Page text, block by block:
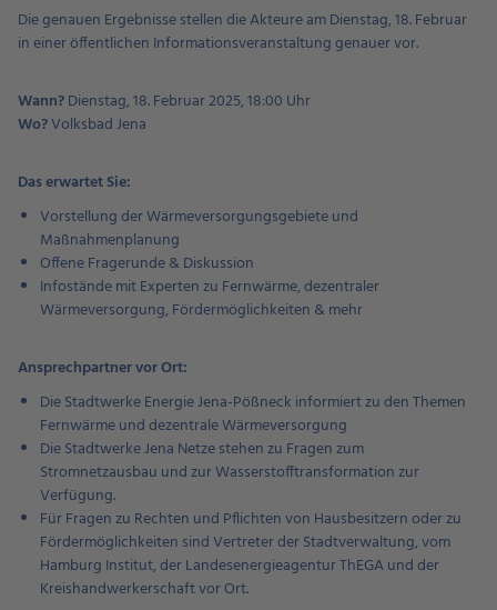
Die genauen Ergebnisse stellen die Akteure am Dienstag, 18. Februar
in einer öffentlichen Informationsveranstaltung genauer vor.
Wann?Dienstag, 18. Februar 2025, 18:00 Uhr
Wo?Volksbad Jena
Das erwartet Sie:
Vorstellung der Wärmeversorgungsgebiete und
Maßnahmenplanung
Offene Fragerunde & Diskussion
Infostände mit Experten zu Fernwärme, dezentraler
Wärmeversorgung, Fördermöglichkeiten & mehr
Ansprechpartner vor Ort:
Die Stadtwerke Energie Jena-Pößneck informiert zu den Themen
Fernwärme und dezentrale Wärmeversorgung
Die Stadtwerke Jena Netze stehen zu Fragen zum
Stromnetzausbau und zur Wasserstofftransformation zur
Verfügung.
Für Fragen zu Rechten und Pflichten von Hausbesitzern oder zu
Fördermöglichkeiten sind Vertreter der Stadtverwaltung, vom
Hamburg Institut, der Landesenergieagentur ThEGA und der
Kreishandwerkerschaft vor Ort.